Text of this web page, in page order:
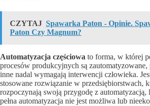
CZYTAJ Spawarka Paton - Opinie.
Paton Czy Magnum?
Automatyzacja częściowa to forma, w której
procesów produkcyjnych są zautomatyzowane,
inne nadal wymagają interwencji człowieka.
stosowane rozwiązanie w przedsiębiorstwach,
rozpoczynają swoją przygodę z automatyzacją,
pełna automatyzacja nie jest możliwa lub